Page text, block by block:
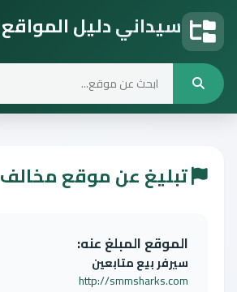
سيداني دليل المواقع
تبليغ عن موقع مخالف
الموقع المبلغ عنه:
سيرفر بيع متابعين
http://smmsharks.com